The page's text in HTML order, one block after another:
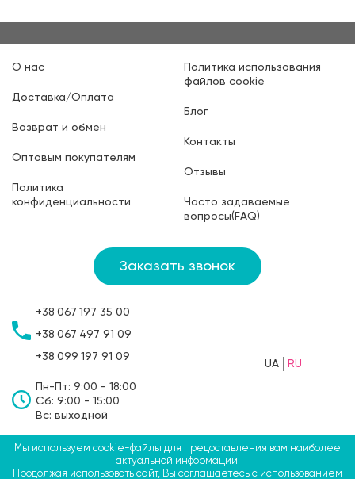
О нас
Доставка/Оплата
Возврат и обмен
Оптовым покупателям
Политика
конфиденциальности
Политика использования
файлов cookie
Блог
Контакты
Отзывы
Часто задаваемые
вопросы(FAQ)
Заказать звонок
+38 067 197 35 00
+38 067 497 91 09
+38 099 197 91 09
Пн-Пт: 9:00 - 18:00
Сб: 9:00 - 15:00
Вс: выходной
UA RU
©2009-2026 ТМ СВЯТОБУМ, ФЛП Больбин Павел
Анатольевич
Мы используем cookie-файлы для предоставления вам наиболее
актуальной информации.
Продолжая использовать сайт, Вы соглашаетесь с использованием